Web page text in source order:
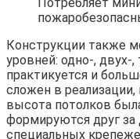
Потребляет
Конструкции также
уровней: одно-, двух-
практикуется и
сложен в
высота потолков
формируются друг
специальных